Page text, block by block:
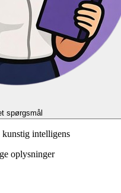
spørgsmål
intelligens
oplysninger